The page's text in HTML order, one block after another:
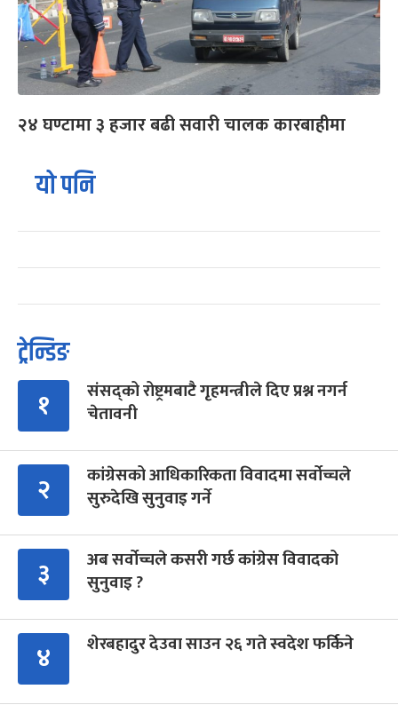
२४ घण्टामा ३ हजार बढी सवारी चालक कारबाहीमा
यो पनि
ट्रेन्डिङ
१
संसद्को रोष्ट्रमबाटै गृहमन्त्रीले दिए प्रश्न नगर्न
चेतावनी
२
कांग्रेसको आधिकारिकता विवादमा सर्वोच्चले
सुरुदेखि सुनुवाइ गर्ने
३
अब सर्वोच्चले कसरी गर्छ कांग्रेस विवादको
सुनुवाइ ?
४ शेरबहादुर देउवा साउन २६ गते स्वदेश फर्किने